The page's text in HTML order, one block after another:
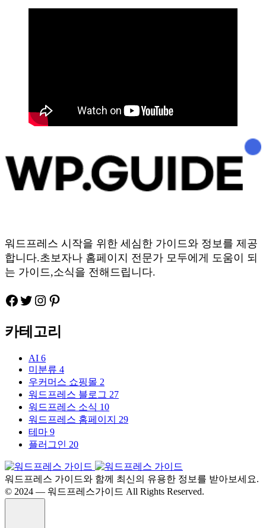
워드프레스 시작을 위한 세심한 가이드와 정보를 제공
합니다.초보자나 홈페이지 전문가 모두에게 도움이 되
는 가이드,소식을 전해드립니다.
Facebook
Twitter
Instagram
Pinteres
카테고리
AI 6
미분류 4
우커머스 쇼핑몰 2
워드프레스 블로그 27
워드프레스 소식 10
워드프레스 홈페이지 29
테마 9
플러그인 20
워드프레스 가이드와 함께 최신의 유용한 정보를 받아보세요.
©️ 2024 — 워드프레스가이드 All Rights Reserved.